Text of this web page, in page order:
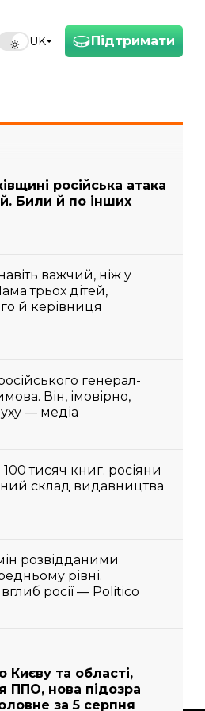
Підтримати
UK
російська атака
Били й по інших
важчий, ніж у
трьох дітей,
й керівниця
генерал-
Він, імовірно,
— медіа
тисяч книг. росіяни
склад видавництва
розвідданими
рівні.
росії — Politico
Києву та області,
ППО, нова підозра
за 5 серпня